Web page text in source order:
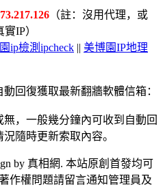
（註：沒用代理，或
IP）
ip檢測ipcheck || 美博園IP地理
動回復獲取最新翻牆軟體信箱：
，一般幾分鐘內可收到自動回
隨時更新索取內容。
by 真相網. 本站原創首發均可
作權問題請留言通知管理員及